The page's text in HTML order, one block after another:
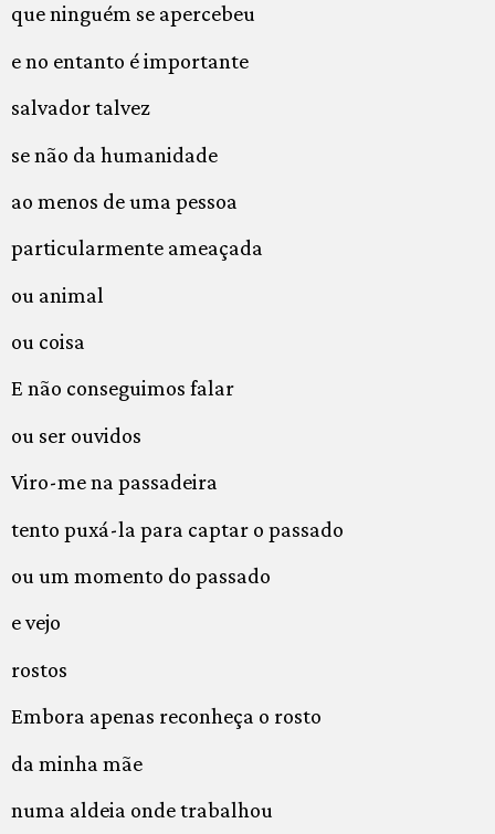
que ninguém se apercebeu
e no entanto é importante
salvador talvez
se não da humanidade
ao menos de uma pessoa
particularmente ameaçada
ou animal
ou coisa
E não conseguimos falar
ou ser ouvidos
Viro-me na passadeira
tento puxá-la para captar o passado
ou um momento do passado
e vejo
rostos
Embora apenas reconheça o rosto
da minha mãe
numa aldeia onde trabalhou